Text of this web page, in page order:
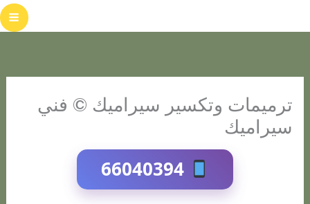
ترميمات وتكسير سيراميك © فني
سيراميك
66040394